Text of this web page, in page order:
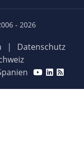
- 2026
|
Datenschutz